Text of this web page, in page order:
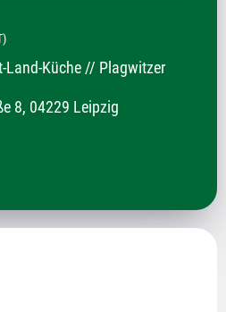
Land-Küche // Plagwitzer
8, 04229 Leipzig